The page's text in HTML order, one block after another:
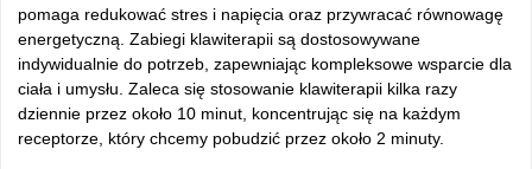
pomaga redukować stres i napięcia oraz przywracać równowagę
energetyczną. Zabiegi klawiterapii są dostosowywane
indywidualnie do potrzeb, zapewniając kompleksowe wsparcie dla
ciała i umysłu. Zaleca się stosowanie klawiterapii kilka razy
dziennie przez około 10 minut, koncentrując się na każdym
receptorze, który chcemy pobudzić przez około 2 minuty.